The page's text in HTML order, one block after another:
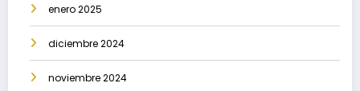
enero 2025
diciembre 2024
noviembre 2024